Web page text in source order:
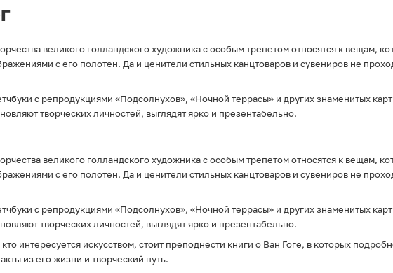
великого голландского художника с особым трепетом относятся к вещам,
с его полотен. Да и ценители стильных канцтоваров и сувениров не
с репродукциями «Подсолнухов», «Ночной террасы» и других знаменитых
творческих личностей, выглядят ярко и презентабельно.
великого голландского художника с особым трепетом относятся к вещам,
с его полотен. Да и ценители стильных канцтоваров и сувениров не
с репродукциями «Подсолнухов», «Ночной террасы» и других знаменитых
творческих личностей, выглядят ярко и презентабельно.
интересуется искусством, стоит преподнести книги о Ван Гоге, в которых
из его жизни и творческий путь.
Даю согласие на обработку моих персональных
данных для получения рассылок информационно-
новостного, рекламного и иного характера по e-
в отношении обработки персональных данных, а
также подтверждаю, что до дачи согласия
Подписаться